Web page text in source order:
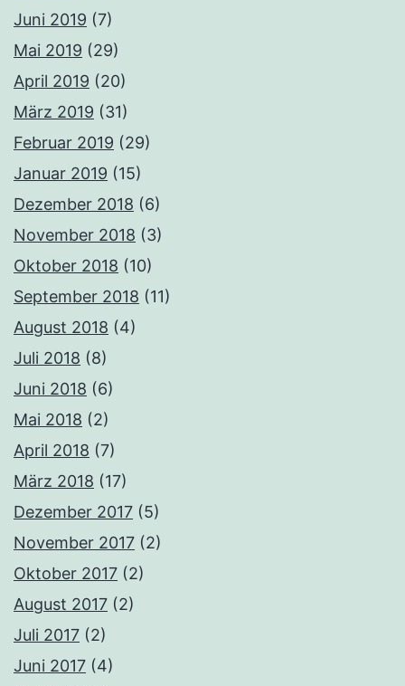
Juni 2019 (7)
Mai 2019 (29)
April 2019 (20)
März 2019 (31)
Februar 2019 (29)
Januar 2019 (15)
Dezember 2018 (6)
November 2018 (3)
Oktober 2018 (10)
September 2018 (11)
August 2018 (4)
Juli 2018 (8)
Juni 2018 (6)
Mai 2018 (2)
April 2018 (7)
März 2018 (17)
Dezember 2017 (5)
November 2017 (2)
Oktober 2017 (2)
August 2017 (2)
Juli 2017 (2)
Juni 2017 (4)